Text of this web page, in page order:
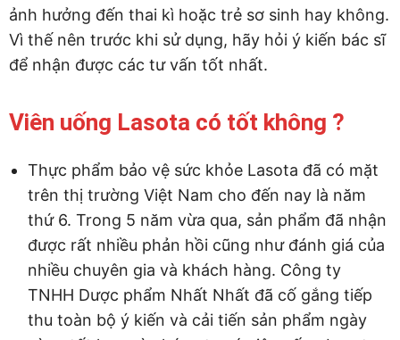
ảnh hưởng đến thai kì hoặc trẻ sơ sinh hay không.
Vì thế nên trước khi sử dụng, hãy hỏi ý kiến bác sĩ
để nhận được các tư vấn tốt nhất.
Viên uống Lasota có tốt không ?
Thực phẩm bảo vệ sức khỏe Lasota đã có mặt
trên thị trường Việt Nam cho đến nay là năm
thứ 6. Trong 5 năm vừa qua, sản phẩm đã nhận
được rất nhiều phản hồi cũng như đánh giá của
nhiều chuyên gia và khách hàng. Công ty
TNHH Dược phẩm Nhất Nhất đã cố gắng tiếp
thu toàn bộ ý kiến và cải tiến sản phẩm ngày